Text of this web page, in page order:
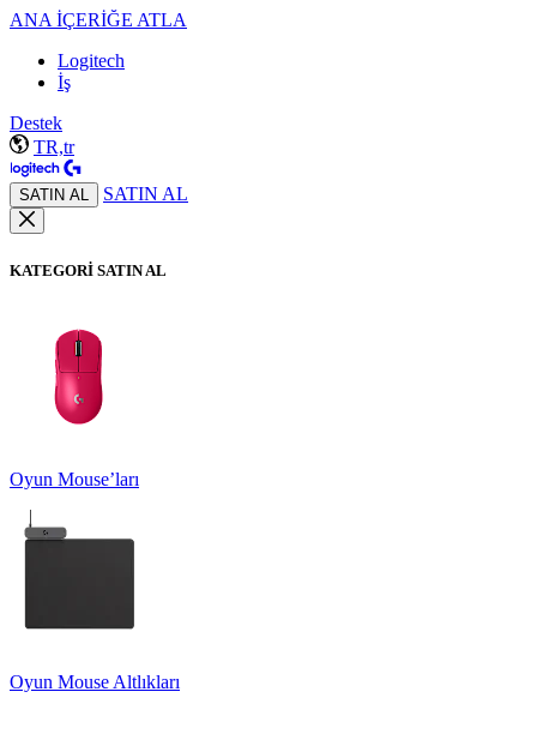
ANA İÇERİĞE ATLA
Logitech
İş
Destek
TR,tr
SATIN AL SATIN AL
KATEGORİ SATIN AL
Oyun Mouse’ları
Oyun Mouse Altlıkları